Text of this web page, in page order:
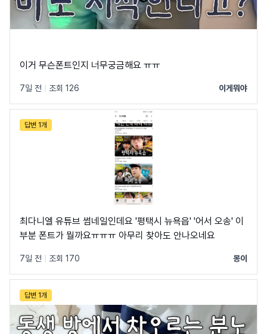
이거 무슨폰트인지 너무궁금해요 ㅠㅠ
7일 전 조회 126 이게뭐야
답변 1개
최다니엘 유튜브 썸네일인데요 '평택시 뉴욕읍' '어서 오송' 이
부분 폰트가 뭘까요ㅠㅠㅠ 아무리 찾아도 안나오네요
7일 전 조회 170 몽이
답변 1개